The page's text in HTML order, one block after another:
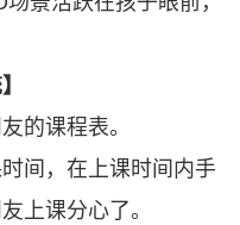
的课程表。
间，在上课时间内手
上课分心了。